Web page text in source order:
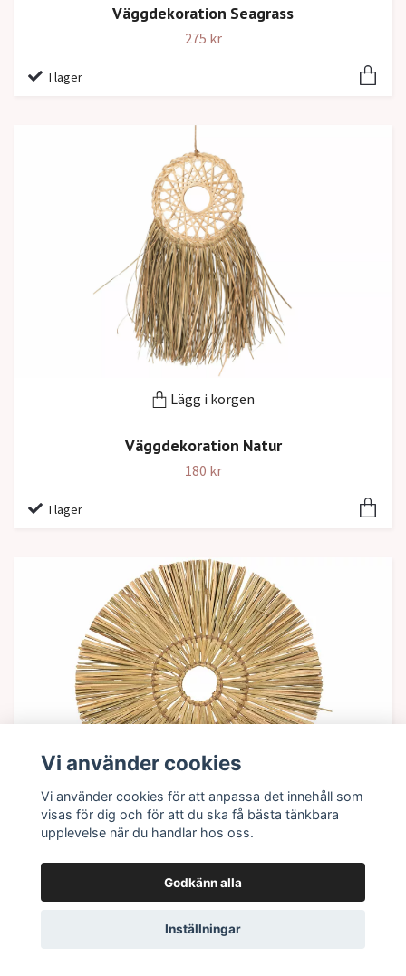
Väggdekoration Seagrass
275 kr
I lager
Lägg i korgen
Väggdekoration Natur
180 kr
I lager
Lägg i korgen
Väggdekoration Cirkel
155 kr
Vi använder cookies
Vi använder cookies för att anpassa det innehåll som
visas för dig och för att du ska få bästa tänkbara
upplevelse när du handlar hos oss.
Godkänn alla
Inställningar